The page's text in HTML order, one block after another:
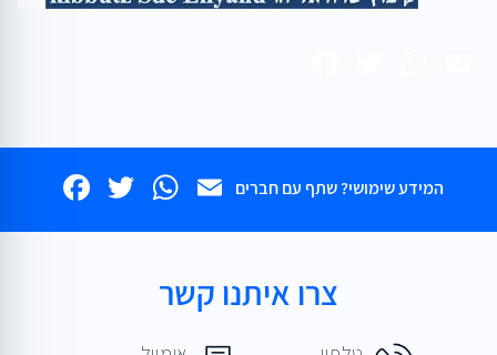
המידע שימושי? שתף עם חברים Email
צרו איתנו קשר